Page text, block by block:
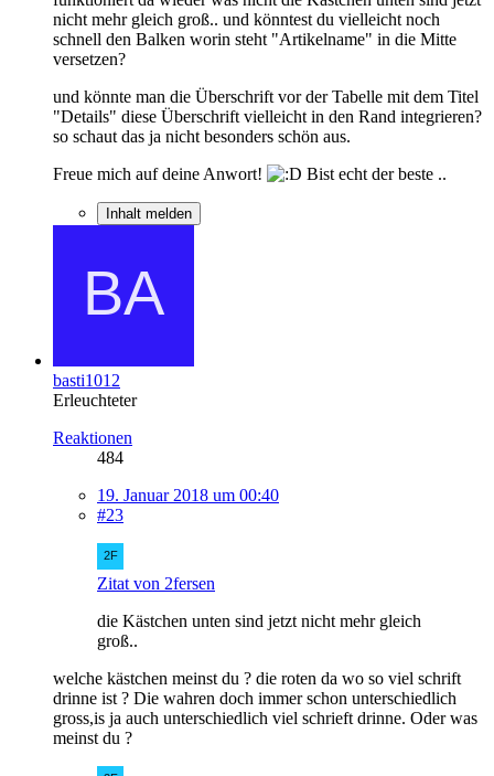
nicht mehr gleich groß.. und könntest du vielleicht noch
schnell den Balken worin steht "Artikelname" in die Mitte
versetzen?
und könnte man die Überschrift vor der Tabelle mit dem Titel
"Details" diese Überschrift vielleicht in den Rand integrieren?
so schaut das ja nicht besonders schön aus.
Freue mich auf deine Anwort!
Bist echt der beste ..
Inhalt melden
basti1012
Erleuchteter
Reaktionen
484
19. Januar 2018 um 00:40
#23
Zitat von 2fersen
die Kästchen unten sind jetzt nicht mehr gleich
groß..
welche kästchen meinst du ? die roten da wo so viel schrift
drinne ist ? Die wahren doch immer schon unterschiedlich
gross,is ja auch unterschiedlich viel schrieft drinne. Oder was
meinst du ?